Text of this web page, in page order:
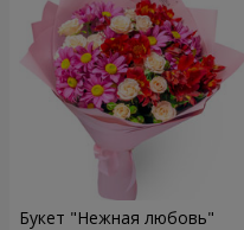
Букет "Нежная любовь"